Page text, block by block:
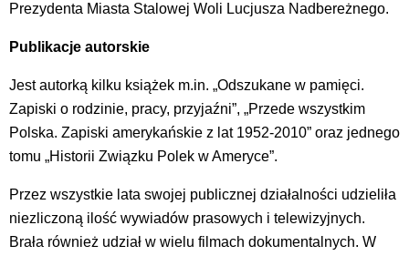
Prezydenta Miasta Stalowej Woli Lucjusza Nadbereżnego.
Publikacje autorskie
Jest autorką kilku książek m.in. „Odszukane w pamięci.
Zapiski o rodzinie, pracy, przyjaźni”, „Przede wszystkim
Polska. Zapiski amerykańskie z lat 1952-2010” oraz jednego
tomu „Historii Związku Polek w Ameryce”.
Przez wszystkie lata swojej publicznej działalności udzieliła
niezliczoną ilość wywiadów prasowych i telewizyjnych.
Brała również udział w wielu filmach dokumentalnych. W